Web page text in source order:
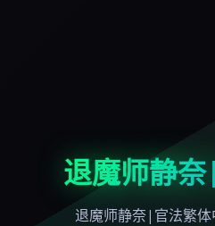
退魔师静
退魔师静奈|官法繁体